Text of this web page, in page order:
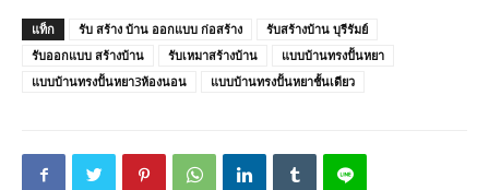
แท็ก รับ สร้าง บ้าน ออกแบบ ก่อสร้าง
รับสร้างบ้าน บุรีรัมย์
รับออกแบบ สร้างบ้าน
รับเหมาสร้างบ้าน
แบบบ้านทรงปั้นหยา
แบบบ้านทรงปั้นหยา3ห้องนอน
แบบบ้านทรงปั้นหยาชั้นเดียว